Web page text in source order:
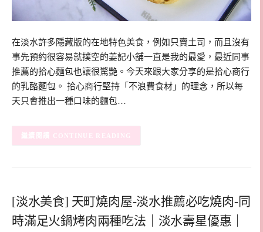
在淡水許多隱藏版的在地特色美食，例如只賣土司，而且沒有
事先預約很容易就撲空的姜記小舖一直是我的最愛，最近同事
推薦的拾心麵包也讓很驚艷。今天來跟大家分享的是拾心商行
的乳酪麵包。 拾心商行堅持「不浪費食材」的理念，所以每
天只會推出一種口味的麵包…
CONTINUE READING
[淡水美食] 天町燒肉屋-淡水推薦必吃燒肉-同
時滿足火鍋烤肉兩種吃法｜淡水壽星優惠｜